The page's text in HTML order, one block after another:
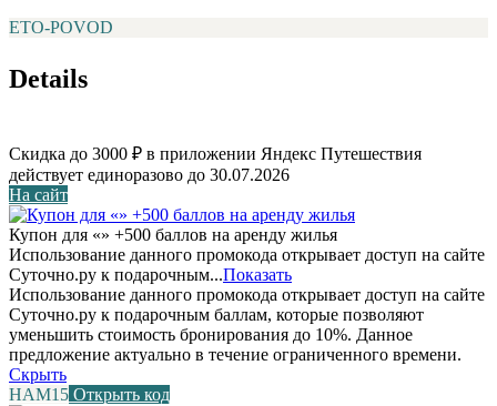
ETO-POVOD
Details
Скидка до 3000 ₽ в приложении Яндекс Путешествия
действует единоразово до 30.07.2026
На сайт
Купон для «» +500 баллов на аренду жилья
Использование данного промокода открывает доступ на сайте
Суточно.ру к подарочным...Показать
Использование данного промокода открывает доступ на сайте
Суточно.ру к подарочным баллам, которые позволяют
уменьшить стоимость бронирования до 10%. Данное
предложение актуально в течение ограниченного времени.
Скрыть
НАМ15 Открыть код